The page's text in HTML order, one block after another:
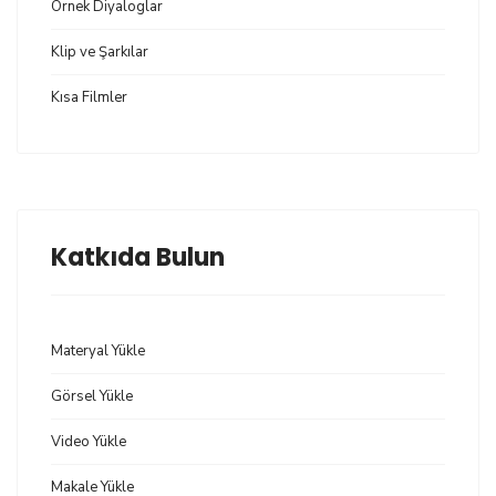
Örnek Diyaloglar
Klip ve Şarkılar
Kısa Filmler
Katkıda Bulun
Materyal Yükle
Görsel Yükle
Video Yükle
Makale Yükle